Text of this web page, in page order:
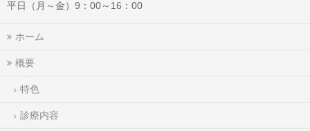
平日（月～金）9：00～16：00
ホーム
概要
特色
診療内容